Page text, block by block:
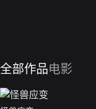
全部作品电影